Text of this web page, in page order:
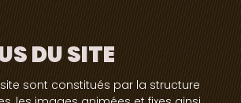
DU SITE
sont constitués par la structure